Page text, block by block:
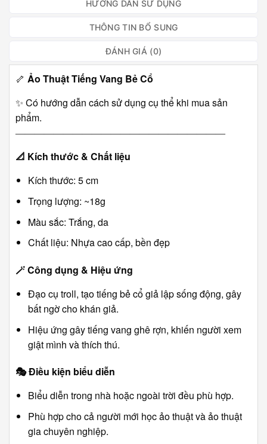
HƯỚNG DẪN SỬ DỤNG
THÔNG TIN BỔ SUNG
ĐÁNH GIÁ (0)
🦴 Ảo Thuật Tiếng Vang Bẻ Cổ
✨ Có hướng dẫn cách sử dụng cụ thể khi mua sản
phẩm.
――――――――――――――――――――――
📐 Kích thước & Chất liệu
Kích thước: 5 cm
Trọng lượng: ~18g
Màu sắc: Trắng, da
Chất liệu: Nhựa cao cấp, bền đẹp
🪄Công dụng & Hiệu ứng
Đạo cụ troll, tạo tiếng bẻ cổ giả lập sống động, gây
bất ngờ cho khán giả.
Hiệu ứng gây tiếng vang ghê rợn, khiến người xem
giật mình và thích thú.
🎭Điều kiện biểu diễn
Biểu diễn trong nhà hoặc ngoài trời đều phù hợp.
Phù hợp cho cả người mới học ảo thuật và ảo thuật
gia chuyên nghiệp.